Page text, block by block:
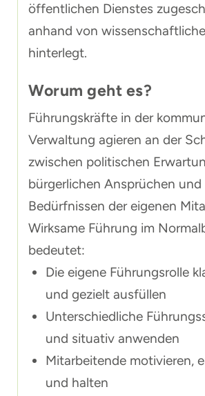
öffentlichen Dienstes
anhand von
hinterlegt.
Worum geht es?
Führungskräfte in der
Verwaltung agieren an der
zwischen politischen
bürgerlichen Ansprüchen und
Bedürfnissen der eigenen
Wirksame Führung im
bedeutet:
Die eigene Führungsrolle
und gezielt ausfüllen
Unterschiedliche
und situativ anwenden
Mitarbeitende motivieren,
und halten